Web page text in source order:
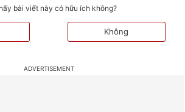
bài viết này có hữu ích không?
Không